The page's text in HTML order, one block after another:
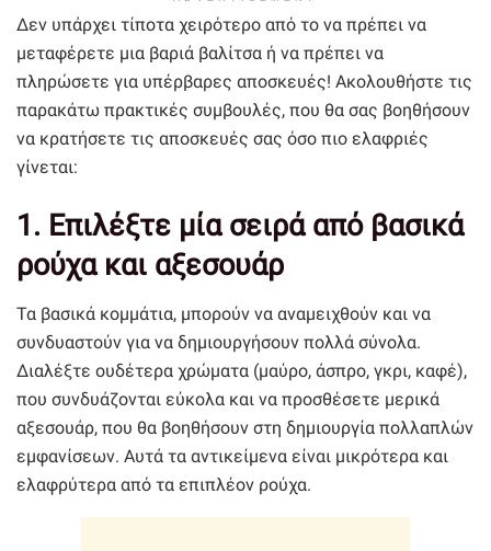
Δεν υπάρχει τίποτα χειρότερο από το να πρέπει να
μεταφέρετε μια βαριά βαλίτσα ή να πρέπει να
πληρώσετε για υπέρβαρες αποσκευές! Ακολουθήστε τις
παρακάτω πρακτικές συμβουλές, που θα σας βοηθήσουν
να κρατήσετε τις αποσκευές σας όσο πιο ελαφριές
γίνεται:
1. Επιλέξτε μία σειρά από βασικά
ρούχα και αξεσουάρ
Τα βασικά κομμάτια, μπορούν να αναμειχθούν και να
συνδυαστούν για να δημιουργήσουν πολλά σύνολα.
Διαλέξτε ουδέτερα χρώματα (μαύρο, άσπρο, γκρι, καφέ),
που συνδυάζονται εύκολα και να προσθέσετε μερικά
αξεσουάρ, που θα βοηθήσουν στη δημιουργία πολλαπλών
εμφανίσεων. Αυτά τα αντικείμενα είναι μικρότερα και
ελαφρύτερα από τα επιπλέον ρούχα.